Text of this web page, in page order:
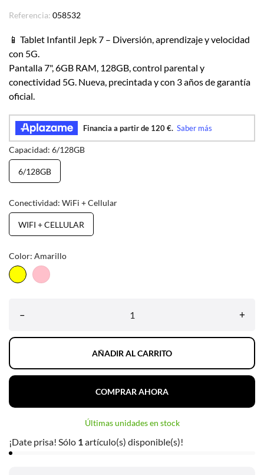
Referencia: 058532
📱 Tablet Infantil Jepk 7 – Diversión, aprendizaje y velocidad
con 5G.
Pantalla 7", 6GB RAM, 128GB, control parental y
conectividad 5G. Nueva, precintada y con 3 años de garantía
oficial.
Capacidad: 6/128GB
6/128GB
Conectividad: WiFi + Cellular
WIFI + CELLULAR
Color: Amarillo
AmarilloRosa
– +
AÑADIR AL CARRITO
COMPRAR AHORA
Últimas unidades en stock
¡Date prisa! Sólo 1artículo(s) disponible(s)!